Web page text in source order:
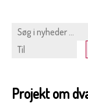
Projekt om